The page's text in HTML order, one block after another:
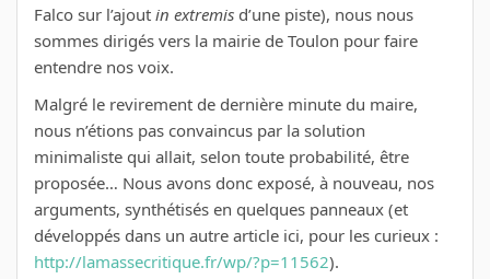
Falco sur l’ajout in extremis d’une piste), nous nous
sommes dirigés vers la mairie de Toulon pour faire
entendre nos voix.
Malgré le revirement de dernière minute du maire,
nous n’étions pas convaincus par la solution
minimaliste qui allait, selon toute probabilité, être
proposée… Nous avons donc exposé, à nouveau, nos
arguments, synthétisés en quelques panneaux (et
développés dans un autre article ici, pour les curieux :
http://lamassecritique.fr/wp/?p=11562).